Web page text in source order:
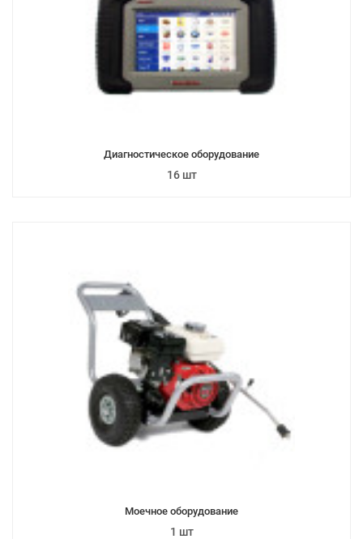
Диагностическое оборудование
16 шт
Моечное оборудование
1 шт